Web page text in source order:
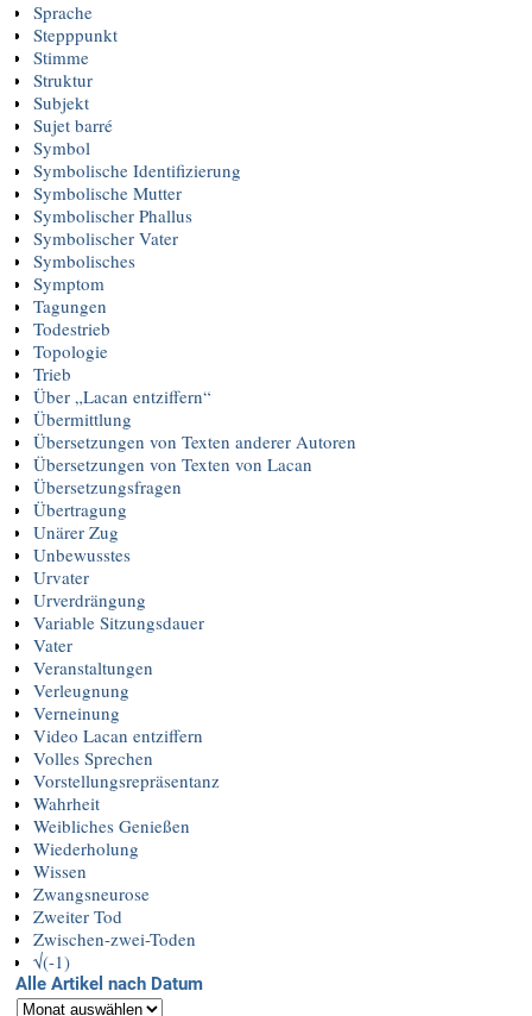
Sprache
Stepppunkt
Stimme
Struktur
Subjekt
Sujet barré
Symbol
Symbolische Identifizierung
Symbolische Mutter
Symbolischer Phallus
Symbolischer Vater
Symbolisches
Symptom
Tagungen
Todestrieb
Topologie
Trieb
Über „Lacan entziffern“
Übermittlung
Übersetzungen von Texten anderer Autoren
Übersetzungen von Texten von Lacan
Übersetzungsfragen
Übertragung
Unärer Zug
Unbewusstes
Urvater
Urverdrängung
Variable Sitzungsdauer
Vater
Veranstaltungen
Verleugnung
Verneinung
Video Lacan entziffern
Volles Sprechen
Vorstellungsrepräsentanz
Wahrheit
Weibliches Genießen
Wiederholung
Wissen
Zwangsneurose
Zweiter Tod
Zwischen-zwei-Toden
√(-1)
Alle Artikel nach Datum